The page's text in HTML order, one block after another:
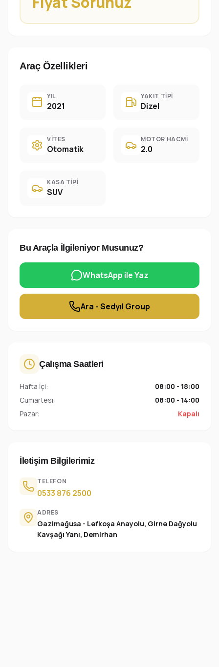
Araç Özellikleri
YIL
2021
YAKIT TIPI
Dizel
VITES
Otomatik
MOTOR HACMI
2.0
KASA TIPI
SUV
Bu Araçla İlgileniyor Musunuz?
WhatsApp ile Yaz
Ara - Sedyıl Group
Çalışma Saatleri
Hafta İçi:
08:00 - 18:00
Cumartesi:
08:00 - 14:00
Pazar:
Kapalı
İletişim Bilgilerimiz
TELEFON
0533 876 2500
ADRES
Gazimağusa - Lefkoşa Anayolu, Girne Dağyolu
Kavşağı Yanı, Demirhan